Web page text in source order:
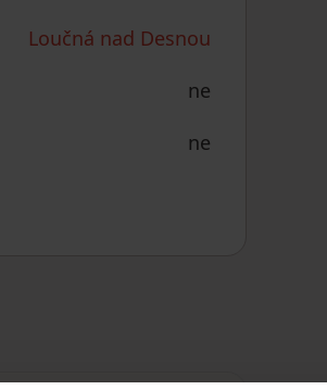
Loučná nad Desnou
ne
ne